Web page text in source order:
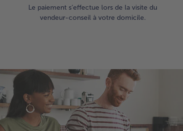
Le paiement s’effectue lors de la visite du
vendeur-conseil à votre domicile.